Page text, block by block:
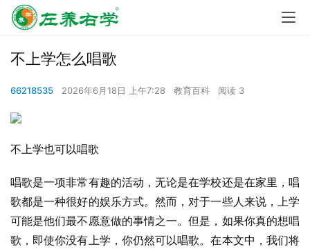
不上学怎么唱歌
66218535 2026年6月18日 上午7:28 教育百科 阅读 3
不上学也可以唱歌
唱歌是一项非常有趣的活动，无论是在学校还是在家里，唱
歌都是一种很好的娱乐方式。然而，对于一些人来说，上学
可能是他们最不愿意做的事情之一。但是，如果你真的想唱
歌，即使你没有上学，你仍然可以唱歌。在本文中，我们将